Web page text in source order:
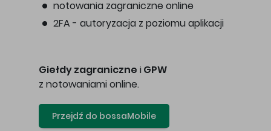
notowania zagraniczne online
2FA - autoryzacja z poziomu aplikacji
Giełdy zagraniczne i GPW
z notowaniami online.
Przejdź do bossaMobile